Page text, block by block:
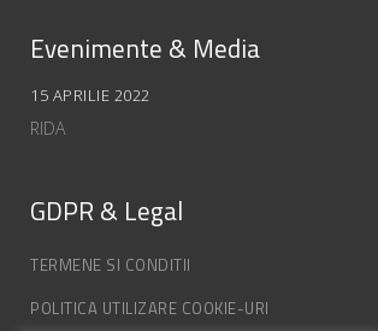
Evenimente & Media
15 APRILIE 2022
RIDA
GDPR & Legal
TERMENE SI CONDITII
POLITICA UTILIZARE COOKIE-URI